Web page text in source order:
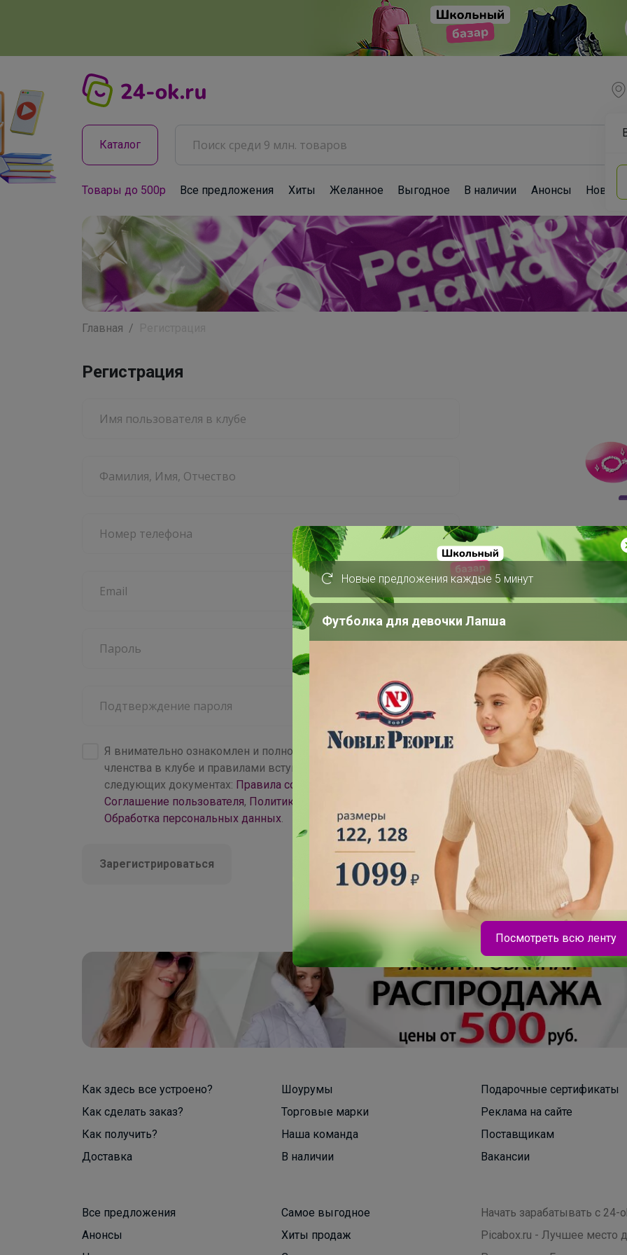
Каталог
Товары до 500р Все предложения Хиты Желанное Выгодное В наличии Анонсы Новости
Главная
Регистрация
Я внимательно ознакомлен и полностью согласен с условиями
членства в клубе и правилами вступления, изложенными в
следующих документах: Правила совместных закупок
Соглашение пользователя, Политика конфиденциальности
Обработка персональных данных.
Зарегистрироваться
брендов
200+
Как здесь все устроено?
Как сделать заказ?
Как получить?
Доставка
Шоурумы
Торговые марки
Наша команда
В наличии
Подарочные сертификаты
Реклама на сайте
Поставщикам
Вакансии
Все предложения
Анонсы
Самое выгодное
Хиты продаж
Начать зарабатывать с 24-
Picabox.ru - Лучшее место
Новые предложения каждые 5 минут
Футболка для девочки Лапша
Брюнетка
Колготки и носочки CONTE напрямую с фабрики
Посмотреть всю ленту